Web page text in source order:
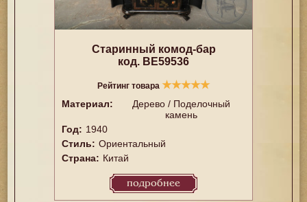
Старинный комод-бар
код. BE59536
Рейтинг товара ★★★★★
Материал:
Дерево / Поделочный
камень
Год: 1940
Стиль: Ориентальный
Страна: Китай
подробнее